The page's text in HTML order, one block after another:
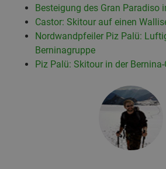
Besteigung des Gran Paradiso
Castor: Skitour auf einen
Nordwandpfeiler Piz Palü:
Berninagruppe
Piz Palü: Skitour in der